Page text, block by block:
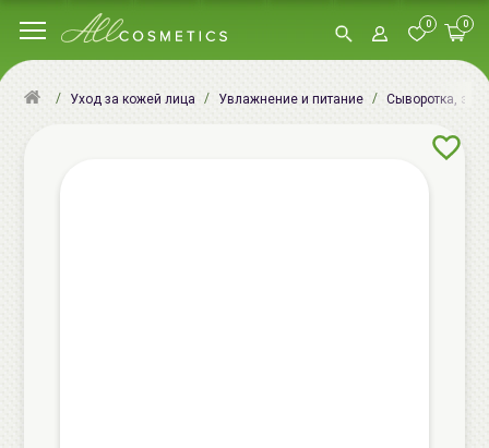
0 0
Уход за кожей лица Увлажнение и питание Сыворотка,